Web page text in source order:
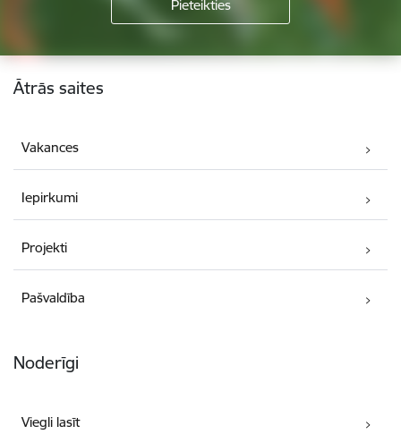
Kājene
Ātrās saites
Vakances
Iepirkumi
Projekti
Pašvaldība
Noderīgi
Viegli lasīt